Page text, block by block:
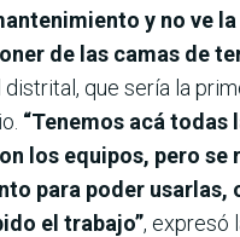
y no ve
de las camas de
distrital, que sería la
“Tenemos acá todas
los equipos, pero se
para poder usarlas,
el trabajo”, expresó